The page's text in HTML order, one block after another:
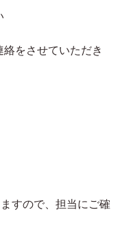
をさせていただき
すので、担当にご確